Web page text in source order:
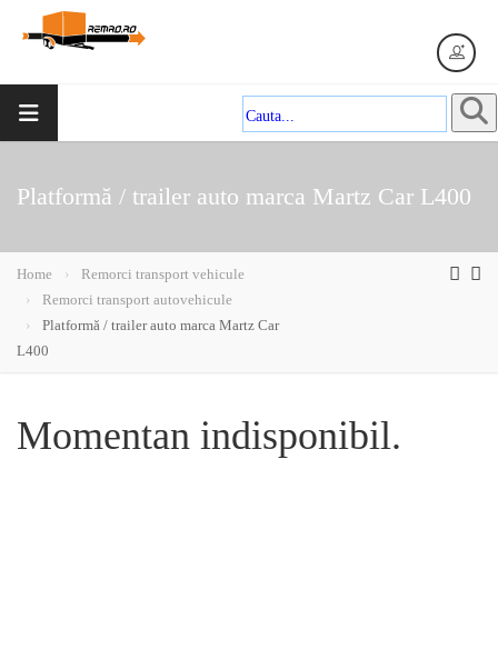
Platformă / trailer auto marca Martz Car L400
Home
Remorci transport vehicule
Remorci transport autovehicule
Platformă / trailer auto marca Martz Car
L400
Momentan indisponibil.